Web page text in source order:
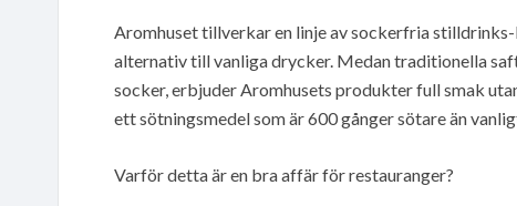
Aromhuset tillverkar en linje av sockerfria
alternativ till vanliga drycker. Medan traditionella
socker, erbjuder Aromhusets produkter full smak
ett sötningsmedel som är 600 gånger sötare än
Varför detta är en bra affär för restauranger?